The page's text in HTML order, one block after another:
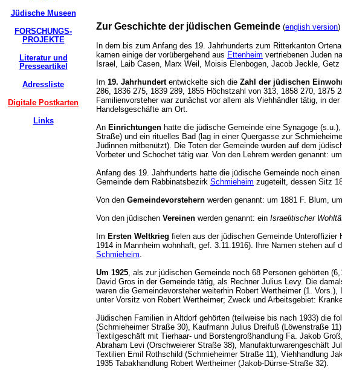
Jüdische Museen
FORSCHUNGS-
PROJEKTE
Literatur und
Presseartikel
Adressliste
Digitale Postkarten
Links
Zur Geschichte der jüdischen Gemeinde (english version
In dem bis zum Anfang des 19. Jahrhunderts zum Ritterkanton
kamen einige der vorübergehend aus Ettenheim vertriebenen Juden
Israel, Laib Casen, Marx Weil, Moisis Elenbogen, Jacob Jeckle,
Im 19. Jahrhundert entwickelte sich die Zahl der jüdischen
286, 1836 275, 1839 289, 1855 Höchstzahl von 313, 1858 270, 1875
Familienvorsteher war zunächst vor allem als Viehhändler tätig, in
Handelsgeschäfte am Ort.
An Einrichtungen hatte die jüdische Gemeinde eine Synagoge
Straße) und ein rituelles Bad (lag in einer Quergasse zur
Jüdinnen mitbenützt). Die Toten der Gemeinde wurden auf dem
Vorbeter und Schochet tätig war. Von den Lehrern werden genannt:
Anfang des 19. Jahrhunderts hatte die jüdische Gemeinde noch
Gemeinde dem Rabbinatsbezirk Schmieheim zugeteilt, dessen Sitz
Von den Gemeindevorstehern werden genannt: um 1881 F. Blum,
Von den jüdischen Vereinen werden genannt: ein Israelitischer
Im Ersten Weltkrieg fielen aus der jüdischen Gemeinde
1914 in Mannheim wohnhaft, gef. 3.11.1916). Ihre Namen stehen
Schmieheim.
Um 1925, als zur jüdischen Gemeinde noch 68 Personen gehörten
David Gros in der Gemeinde tätig, als Rechner Julius Levy. Die
waren die Gemeindevorsteher weiterhin Robert Wertheimer (1.
unter Vorsitz von Robert Wertheimer; Zweck und Arbeitsgebiet:
Jüdischen Familien in Altdorf gehörten (teilweise bis nach 1933) die
(Schmieheimer Straße 30), Kaufmann Julius Dreifuß (Löwenstraße
Textilgeschäft mit Tierhaar- und Borstengroßhandlung Fa. Jakob
Abraham Levi (Orschweierer Straße 38), Manufakturwarengeschäft
Textilien Emil Rothschild (Schmieheimer Straße 11), Viehhandlung
1935 Tabakhandlung Robert Wertheimer (Jakob-Dürrse-Straße 32).